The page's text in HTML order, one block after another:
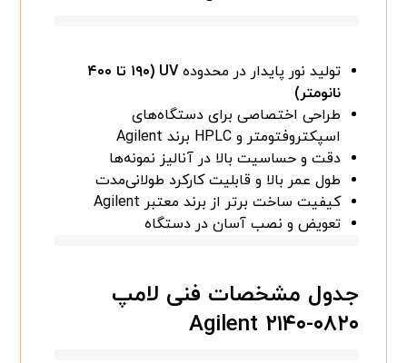
تولید نور پایدار در محدوده
UV (۱۹۰ تا ۴۰۰
نانومتر)
طراحی اختصاصی برای دستگاه‌های
اسپکتروفتومتر و HPLC برند Agilent
دقت و حساسیت بالا در آنالیز نمونه‌ها
طول عمر بالا و قابلیت کارکرد طولانی‌مدت
کیفیت ساخت برتر از برند معتبر Agilent
تعویض و نصب آسان در دستگاه
جدول مشخصات فنی لامپ
Agilent ۲۱۴۰-۰۸۲۰